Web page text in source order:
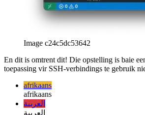
Image c24c5dc53642
En dit is omtrent dit! Die opstelling is baie
toepassing vir SSH-verbindings te gebruik
afrikaans